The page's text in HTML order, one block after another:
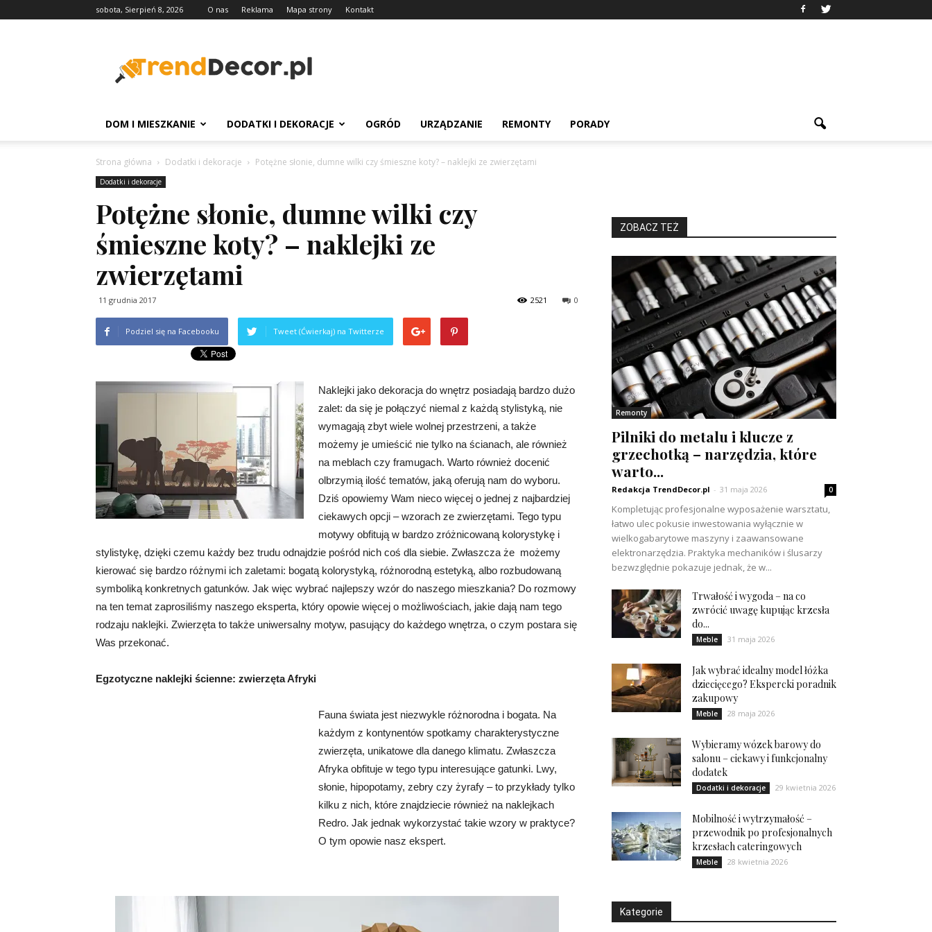
sobota, Sierpień 8, 2026 O nas Reklama Mapa strony Kontakt
DOM I MIESZKANIE DODATKI I DEKORACJE OGRÓD URZĄDZANIE REMONTY PORADY
Strona główna Dodatki i dekoracje Potężne słonie, dumne wilki czy śmieszne koty? – naklejki ze zwierzętami
Dodatki i dekoracje
Potężne słonie, dumne wilki czy
śmieszne koty? – naklejki ze
zwierzętami
11 grudnia 2017 0
2521
Podziel się na Facebooku Tweet (Ćwierkaj) na Twitterze
Naklejki jako dekoracja do wnętrz posiadają bardzo dużo
zalet: da się je połączyć niemal z każdą stylistyką, nie
wymagają zbyt wiele wolnej przestrzeni, a także
możemy je umieścić nie tylko na ścianach, ale również
na meblach czy framugach. Warto również docenić
olbrzymią ilość tematów, jaką oferują nam do wyboru.
Dziś opowiemy Wam nieco więcej o jednej z najbardziej
ciekawych opcji – wzorach ze zwierzętami. Tego typu
motywy obfitują w bardzo zróżnicowaną kolorystykę i
stylistykę, dzięki czemu każdy bez trudu odnajdzie pośród nich coś dla siebie. Zwłaszcza że możemy
kierować się bardzo różnymi ich zaletami: bogatą kolorystyką, różnorodną estetyką, albo rozbudowaną
symboliką konkretnych gatunków. Jak więc wybrać najlepszy wzór do naszego mieszkania? Do rozmowy
na ten temat zaprosiliśmy naszego eksperta, który opowie więcej o możliwościach, jakie dają nam tego
rodzaju naklejki. Zwierzęta to także uniwersalny motyw, pasujący do każdego wnętrza, o czym postara się
Was przekonać.
Egzotyczne naklejki ścienne: zwierzęta Afryki
Fauna świata jest niezwykle różnorodna i bogata. Na
każdym z kontynentów spotkamy charakterystyczne
zwierzęta, unikatowe dla danego klimatu. Zwłaszcza
Afryka obfituje w tego typu interesujące gatunki. Lwy,
słonie, hipopotamy, zebry czy żyrafy – to przykłady tylko
kilku z nich, które znajdziecie również na naklejkach
Redro. Jak jednak wykorzystać takie wzory w praktyce?
O tym opowie nasz ekspert.
ZOBACZ TEŻ
Remonty
Pilniki do metalu i klucze z
grzechotką – narzędzia, które
warto...
Redakcja TrendDecor.pl - 31 maja 2026 0
Kompletując profesjonalne wyposażenie warsztatu,
łatwo ulec pokusie inwestowania wyłącznie w
wielkogabarytowe maszyny i zaawansowane
elektronarzędzia. Praktyka mechaników i ślusarzy
bezwzględnie pokazuje jednak, że w...
Trwałość i wygoda – na co
zwrócić uwagę kupując krzesła
do...
Meble 31 maja 2026
Jak wybrać idealny model łóżka
dziecięcego? Ekspercki poradnik
zakupowy
Meble 28 maja 2026
Wybieramy wózek barowy do
salonu – ciekawy i funkcjonalny
dodatek
Dodatki i dekoracje 29 kwietnia 2026
Mobilność i wytrzymałość –
przewodnik po profesjonalnych
krzesłach cateringowych
Meble 28 kwietnia 2026
Kategorie